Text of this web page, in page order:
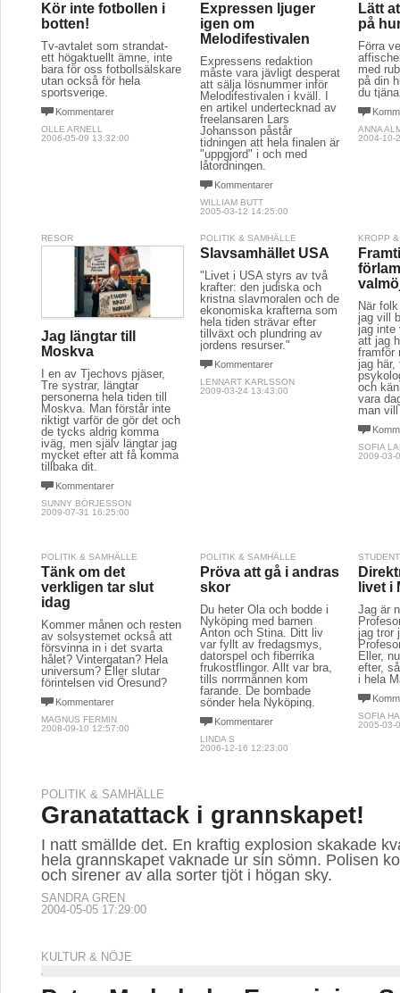
Kör inte fotbollen i
botten!
Tv-avtalet som strandat-
ett högaktuellt ämne, inte
bara för oss fotbollsälskare
utan också för hela
sportsverige.
Kommentarer
OLLE ARNELL
2006-05-09 13:32:00
Expressen ljuger
igen om
Melodifestivalen
Expressens redaktion
måste vara jävligt desperat
att sälja lösnummer inför
Melodifestivalen i kväll. I
en artikel undertecknad av
freelansaren Lars
Johansson påstår
tidningen att hela finalen är
"uppgjord" i och med
låtordningen.
Kommentarer
WILLIAM BUTT
2005-03-12 14:25:00
Lätt
på
Förra
med
på din
du
ANNA
2004-10-
RESOR
Jag längtar till
Moskva
I en av Tjechovs pjäser,
Tre systrar, längtar
personerna hela tiden till
Moskva. Man förstår inte
riktigt varför de gör det och
de tycks aldrig komma
iväg, men själv längtar jag
mycket efter att få komma
tillbaka dit.
Kommentarer
SUNNY BÖRJESSON
2009-07-31 16:25:00
POLITIK & SAMHÄLLE
Slavsamhället USA
"Livet i USA styrs av två
krafter: den judiska och
kristna slavmoralen och de
ekonomiska krafterna som
hela tiden strävar efter
tillväxt och plundring av
jordens resurser."
Kommentarer
LENNART KARLSSON
2009-03-24 13:43:00
KROPP
När
jag vill
jag inte
att jag
framför
jag här,
och
vara
man
SOFIA
2009-03-
POLITIK & SAMHÄLLE
Tänk om det
verkligen tar slut
idag
Kommer månen och resten
av solsystemet också att
försvinna in i det svarta
hålet? Vintergatan? Hela
universum? Eller slutar
förintelsen vid Öresund?
Kommentarer
MAGNUS FERMIN
2008-09-10 12:57:00
POLITIK & SAMHÄLLE
Pröva att gå i andras
skor
Du heter Ola och bodde i
Nyköping med barnen
Anton och Stina. Ditt liv
var fyllt av fredagsmys,
datorspel och fiberrika
frukostflingor. Allt var bra,
tills norrmännen kom
farande. De bombade
sönder hela Nyköping.
Kommentarer
LINDA S
2006-12-16 12:23:00
STUDENT
livet i
Jag är
jag tror
Eller,
efter,
i hela
SOFIA
2005-03-
POLITIK & SAMHÄLLE
Granatattack i grannskapet!
I natt smällde det. En kraftig explosion skakade
hela grannskapet vaknade ur sin sömn. Polisen
och sirener av alla sorter tjöt i högan sky.
SANDRA GREN
2004-05-05 17:29:00
KULTUR & NÖJE